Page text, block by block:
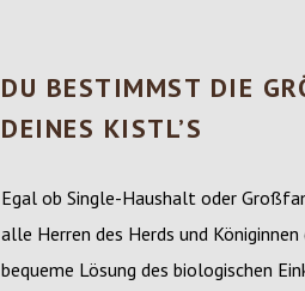
DU BESTIMMST DIE
DEINES KISTL’S
Egal ob Single-Haushalt oder
alle Herren des Herds und
bequeme Lösung des biologischen